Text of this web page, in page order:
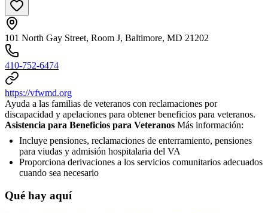
101 North Gay Street, Room J, Baltimore, MD 21202
410-752-6474
https://vfwmd.org
Ayuda a las familias de veteranos con reclamaciones por
discapacidad y apelaciones para obtener beneficios para veteranos.
Asistencia para Beneficios para Veteranos Más información:
Incluye pensiones, reclamaciones de enterramiento, pensiones
para viudas y admisión hospitalaria del VA
Proporciona derivaciones a los servicios comunitarios adecuados
cuando sea necesario
Qué hay aquí